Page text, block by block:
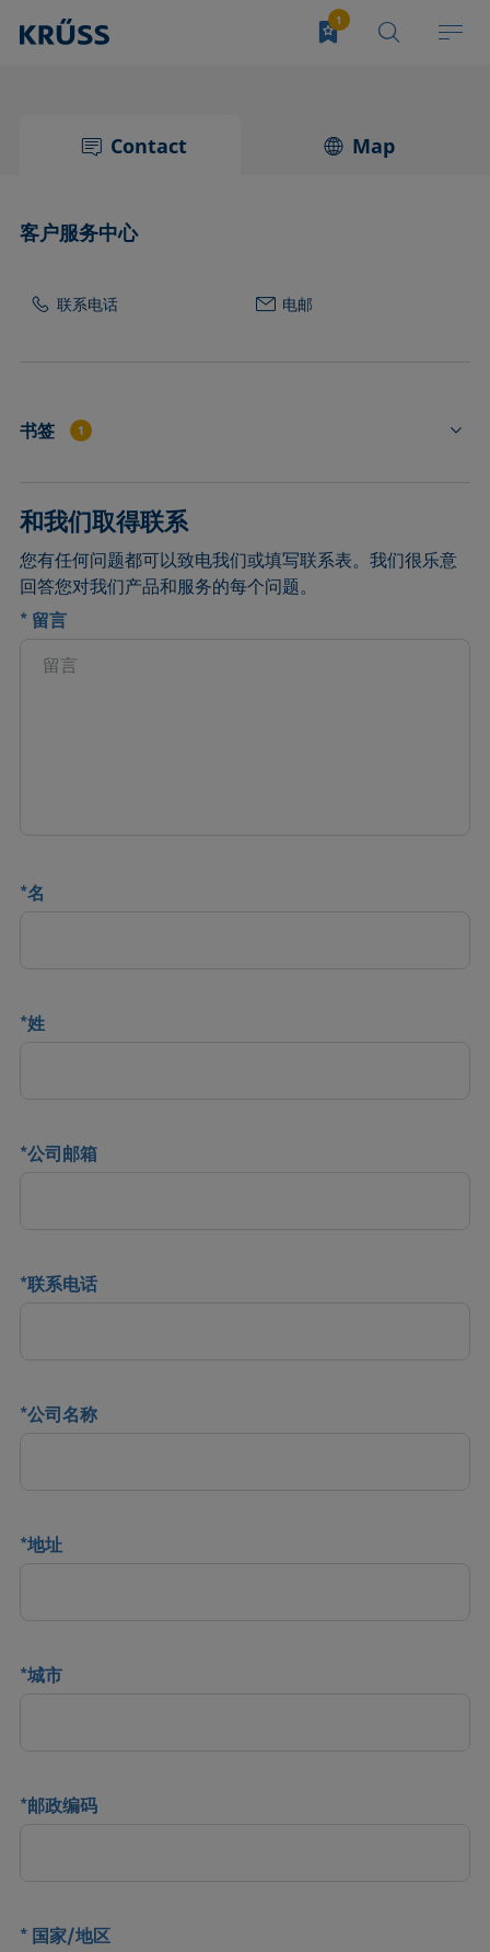
Contact Map
客户服务中心
联系电话 电邮
书签 1
和我们取得联系
您有任何问题都可以致电我们或填写联系表。我们很乐意
回答您对我们产品和服务的每个问题。
* 留言
*名
*姓
*公司邮箱
*联系电话
*公司名称
*地址
*城市
*邮政编码
* 国家/地区